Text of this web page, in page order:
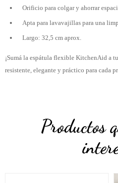
Orificio para colgar y ahorrar
Apta para lavavajillas para una
Largo: 32,5 cm aprox.
¡Sumá la espátula flexible KitchenAid a
resistente, elegante y práctico para cada
Productos